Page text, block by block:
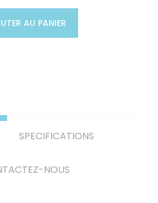
AU PANIER
SPECIFICATIONS
NOUS